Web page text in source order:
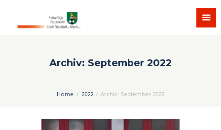
Archiv: September 2022
Home 2022 Archiv: September 2022